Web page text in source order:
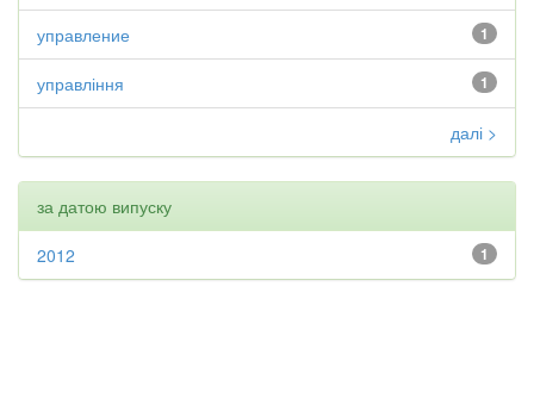
1
управление
1
управління
далі >
за датою випуску
1
2012